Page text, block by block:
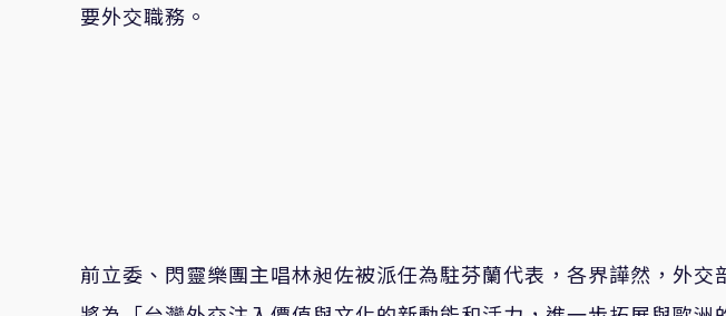
要外交職務。
前立委、閃靈樂團主唱林昶佐被派任為駐芬蘭代表，各界譁然，外